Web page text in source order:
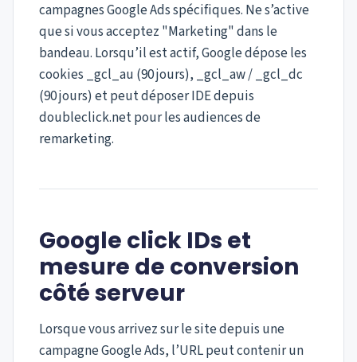
campagnes Google Ads spécifiques. Ne s’active
que si vous acceptez "Marketing" dans le
bandeau. Lorsqu’il est actif, Google dépose les
cookies _gcl_au (90 jours), _gcl_aw / _gcl_dc
(90 jours) et peut déposer IDE depuis
doubleclick.net pour les audiences de
remarketing.
Google click IDs et
mesure de conversion
côté serveur
Lorsque vous arrivez sur le site depuis une
campagne Google Ads, l’URL peut contenir un